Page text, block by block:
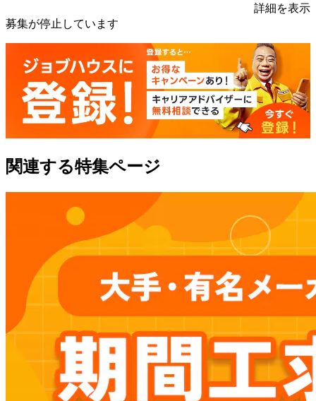
詳細を表示
募集が停止しています
関連する特集ページ